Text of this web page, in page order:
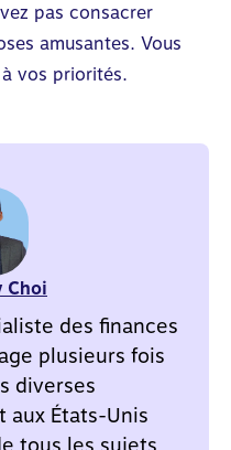
pas consacrer
amusantes. Vous
vos priorités.
Choi
des finances
plusieurs fois
diverses
aux États-Unis
tous les sujets